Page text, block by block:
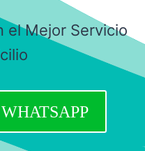
el Mejor Servicio
WHATSAPP